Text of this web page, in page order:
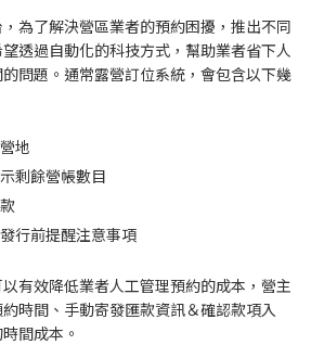
為了解決營區業者的預約困擾，推出不同
透過自動化的科技方式，幫助業者省下人
問題。通常露營訂位系統，會包含以下幾
地
剩餘營帳數目
行前提醒注意事項
有效降低業者人工管理預約的成本，營主
時間、手動寄發匯款資訊＆確認款項入
間成本。